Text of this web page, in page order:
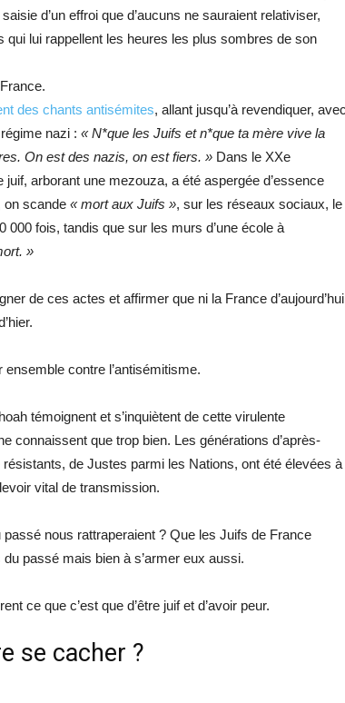
d’un effroi que d’aucuns ne sauraient relativiser,
lui rappellent les heures les plus sombres de son
des chants antisémites, allant jusqu’à revendiquer, avec
nazi : « N*que les Juifs et n*que ta mère vive la
On est des nazis, on est fiers. » Dans le XXe
arborant une mezouza, a été aspergée d’essence
on scande « mort aux Juifs », sur les réseaux sociaux, le
000 fois, tandis que sur les murs d’une école à
»
de ces actes et affirmer que ni la France
contre l’antisémitisme.
témoignent et s’inquiètent de cette virulente
connaissent que trop bien. Les générations d’après-
de Justes parmi les Nations, ont été élevées à
vital de transmission.
nous rattraperaient ? Que les Juifs de France
passé mais bien à s’armer eux aussi.
ce que c’est que d’être juif et d’avoir peur.
se cacher ?